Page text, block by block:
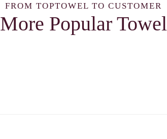
FROM TOPTOWEL TO CUSTOMER
More Popular Towel